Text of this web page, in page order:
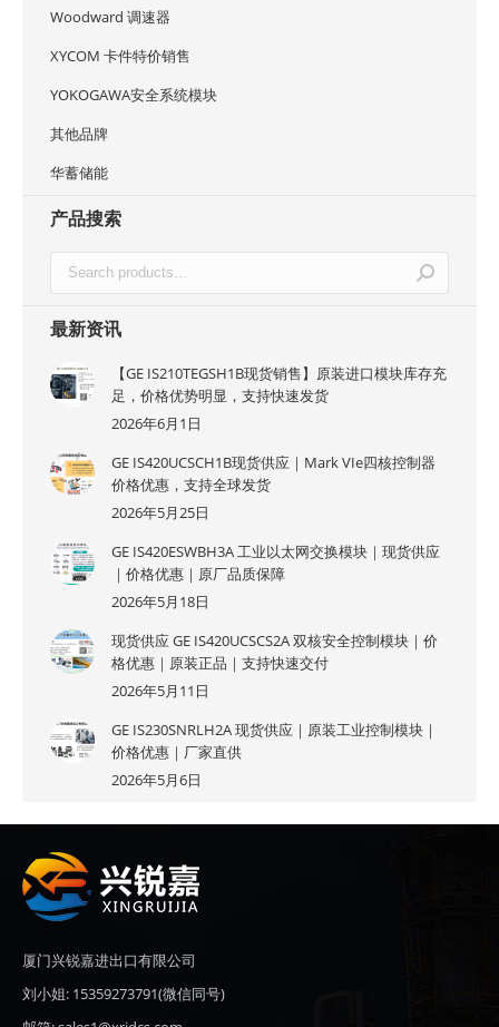
Woodward 调速器
XYCOM 卡件特价销售
YOKOGAWA安全系统模块
其他品牌
华蓄储能
产品搜索
最新资讯
【GE IS210TEGSH1B现货销售】原装进口模块库存充
足，价格优势明显，支持快速发货
2026年6月1日
GE IS420UCSCH1B现货供应｜Mark VIe四核控制器
价格优惠，支持全球发货
2026年5月25日
GE IS420ESWBH3A 工业以太网交换模块｜现货供应
｜价格优惠｜原厂品质保障
2026年5月18日
现货供应 GE IS420UCSCS2A 双核安全控制模块｜价
格优惠｜原装正品｜支持快速交付
2026年5月11日
GE IS230SNRLH2A 现货供应｜原装工业控制模块｜
价格优惠｜厂家直供
2026年5月6日
厦门兴锐嘉进出口有限公司
刘小姐: 15359273791(微信同号)